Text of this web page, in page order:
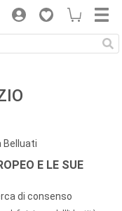
Belluati
E LE SUE
di consenso